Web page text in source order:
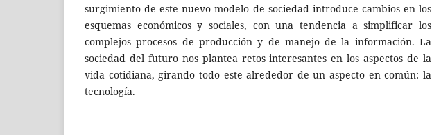
surgimiento de este nuevo modelo de sociedad introduce cambios en los
esquemas económicos y sociales, con una tendencia a simplificar los
complejos procesos de producción y de manejo de la información. La
sociedad del futuro nos plantea retos interesantes en los aspectos de la
vida cotidiana, girando todo este alrededor de un aspecto en común: la
tecnología.